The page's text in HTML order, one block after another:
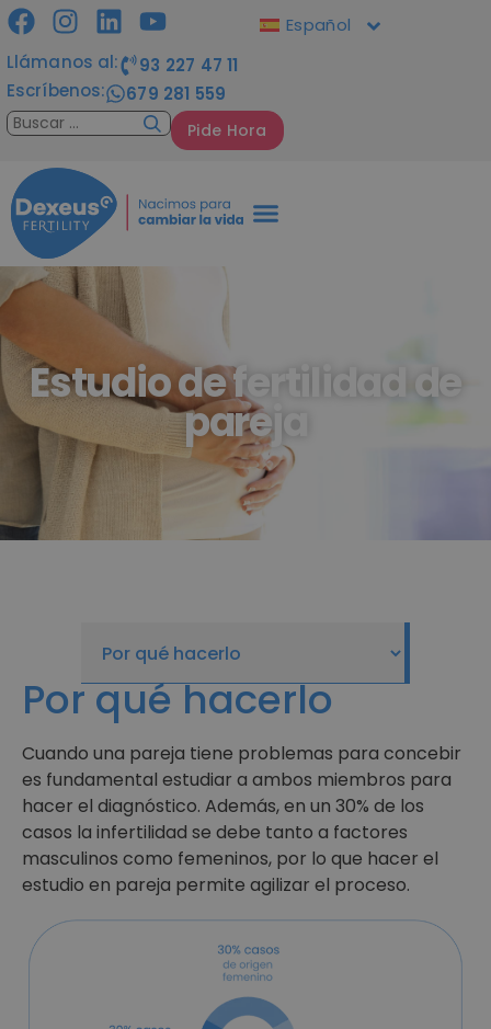
Llámanos al:
93 227 47 11
Escríbenos:
679 281 559
Pide Hora
Español
Estudio de fertilidad de
pareja
Por qué hacerlo
Cuando una pareja tiene problemas para concebir
es fundamental estudiar a ambos miembros para
hacer el diagnóstico. Además, en un 30% de los
casos la infertilidad se debe tanto a factores
masculinos como femeninos, por lo que hacer el
estudio en pareja permite agilizar el proceso.